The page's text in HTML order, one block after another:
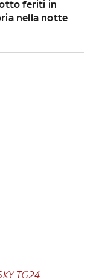
feriti in
nella notte
TG24